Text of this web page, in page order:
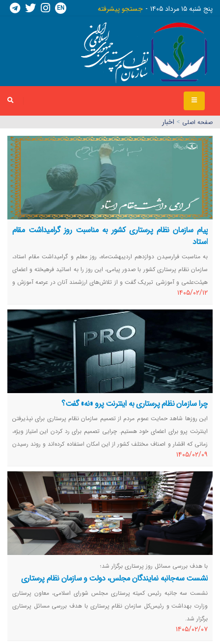
پنج شنبه ١٥ مرداد ١٤٠٥ جستجو پیشرفته EN
صفحه اصلي > اخبار
پیام سازمان نظام پرستاری کشور به مناسبت روز گرامیداشت مقام
استاد
به مناسبت فرارسیدن دوازدهم اردیبهشت‌ماه، روز معلم و گرامیداشت مقام استاد،
سازمان نظام پرستاری کشور با صدور پیامی، این روز را به اساتید فرهیخته و اعضای
هیئت‌علمی و آموزشی تبریک گفت و از تلاش‌های ارزشمند آنان در عرصه آموزش و
پژوهش حوزه مراقبت از بیماران قدردانی کرد.
١٤٠٥/٠٢/١٢
چرا سازمان نظام پرستاری به اینترنت پرو «نه» گفت؟
این روزها شاهد حمایت عموم مردم از تصمیم سازمان نظام پرستاری برای نپذیرفتن
اینترنت پرو برای اعضای خود هستیم. چرایی تصمیم برای رد کردن این امتیاز ویژه،
زمانی که اقشار و اصناف مختلف کشور از این امکان استفاده کرده‌اند و روند رسیدن
خرد جمعی سازمان نظام پرستاری به این تصمیم سوالی است که ممکن است برای
بسیاری ایجاد شده باشد.
١٤٠٥/٠٢/٠٩
با هدف بررسی مسائل روز پرستاری برگزار شد؛
نشست سه‌جانبه نمایندگان مجلس، دولت و سازمان نظام پرستاری
نشست سه‌ جانبه رئیس کمیته پرستاری مجلس شورای اسلامی، معاون پرستاری
وزارت بهداشت و رئیس‌کل سازمان نظام پرستاری با هدف بررسی مسائل پرستاری
برگزار شد.
١٤٠٥/٠٢/٠٧